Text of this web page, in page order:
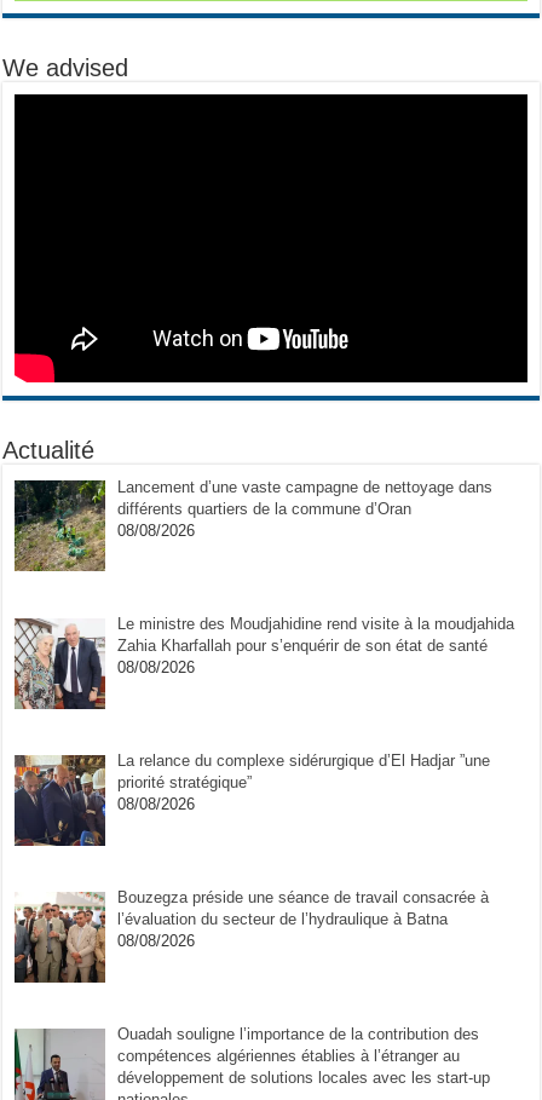
We advised
Actualité
Lancement d’une vaste campagne de nettoyage dans
différents quartiers de la commune d’Oran
08/08/2026
Le ministre des Moudjahidine rend visite à la moudjahida
Zahia Kharfallah pour s’enquérir de son état de santé
08/08/2026
La relance du complexe sidérurgique d’El Hadjar ”une
priorité stratégique”
08/08/2026
Bouzegza préside une séance de travail consacrée à
l’évaluation du secteur de l’hydraulique à Batna
08/08/2026
Ouadah souligne l’importance de la contribution des
compétences algériennes établies à l’étranger au
développement de solutions locales avec les start-up